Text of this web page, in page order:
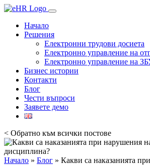
Начало
Решения
Електронни трудови досиета
Електронно управление на
Електронно управление на
Бизнес истории
Контакти
Блог
Чести въпроси
Заявете демо
< Обратно към всички постове
Начало » Блог » Какви са наказанията